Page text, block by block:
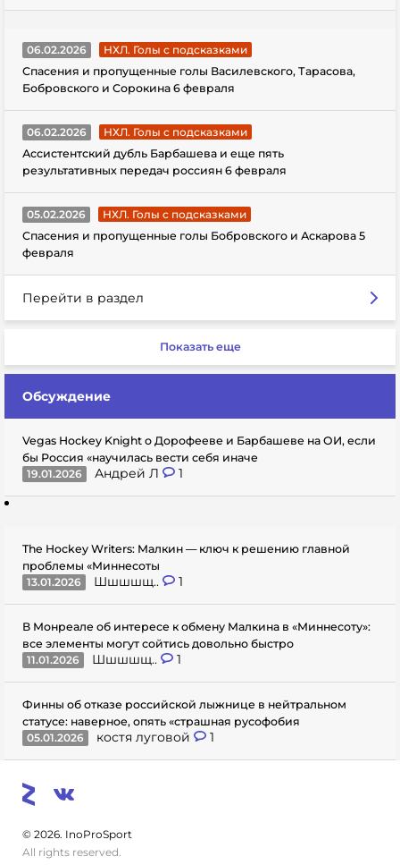
06.02.2026
НХЛ. Голы с подсказками
Спасения и пропущенные голы Василевского, Тарасова,
Бобровского и Сорокина 6 февраля
06.02.2026
НХЛ. Голы с подсказками
Ассистентский дубль Барбашева и еще пять
результативных передач россиян 6 февраля
05.02.2026
НХЛ. Голы с подсказками
Спасения и пропущенные голы Бобровского и Аскарова 5
февраля
Перейти в раздел
Показать еще
Обсуждение
Vegas Hockey Knight о Дорофееве и Барбашеве на ОИ, если
бы Россия «научилась вести себя иначе
19.01.2026
Андрей Л 1
The Hockey Writers: Малкин — ключ к решению главной
проблемы «Миннесоты
13.01.2026
Шшшшщ.. 1
В Монреале об интересе к обмену Малкина в «Миннесоту»:
все элементы могут сойтись довольно быстро
11.01.2026
Шшшшщ.. 1
Финны об отказе российской лыжнице в нейтральном
статусе: наверное, опять «страшная русофобия
05.01.2026
костя луговой 1
© 2026. InoProSport
All rights reserved.